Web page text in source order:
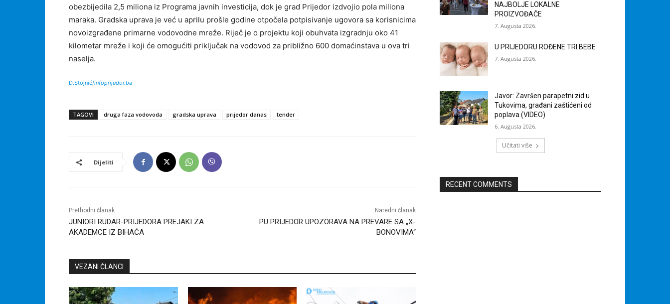
obezbijedila 2,5 miliona iz Programa javnih investicija, dok je grad Prijedor izdvojio pola miliona
maraka. Gradska uprava je već u aprilu prošle godine otpočela potpisivanje ugovora sa korisnicima
novoizgrađene primarne vodovodne mreže. Riječ je o projektu koji obuhvata izgradnju oko 41
kilometar mreže i koji će omogućiti priključak na vodovod za približno 600 domaćinstava u ova tri
naselja.
D.Stojnić/infoprijedor.ba
TAGOVI druga faza vodovoda gradska uprava prijedor danas tender
Dijeliti
Prethodni članak
JUNIORI RUDAR-PRIJEDORA PREJAKI ZA
AKADEMCE IZ BIHAĆA
Naredni članak
PU PRIJEDOR UPOZORAVA NA PREVARE SA „X-
BONOVIMA“
VEZANI ČLANCI
NAJBOLJE LOKALNE
PROIZVOĐAČE
7. Augusta 2026.
U PRIJEDORU ROĐENE TRI BEBE
7. Augusta 2026.
Javor: Završen parapetni zid u
Tukovima, građani zaštićeni od
poplava (VIDEO)
6. Augusta 2026.
Učitati više
RECENT COMMENTS